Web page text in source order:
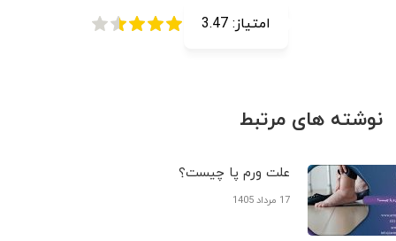
امتیاز:3.47
نوشته های مرتبط
علت ورم پا چیست؟
17 مرداد 1405